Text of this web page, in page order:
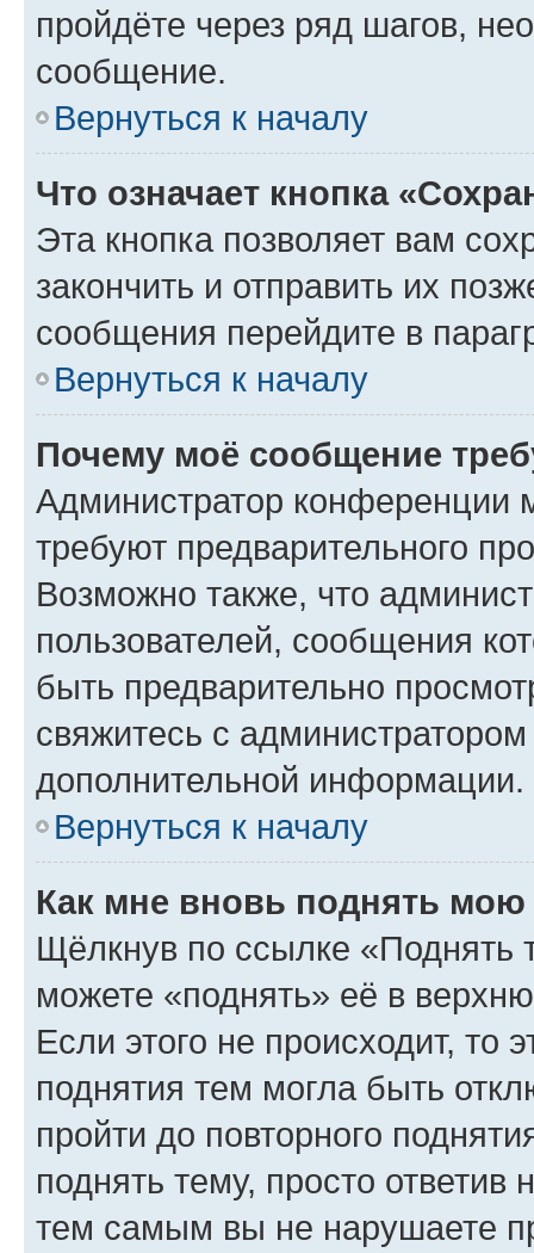
пройдёте через ряд шагов,
сообщение.
Вернуться к началу
Что означает кнопка
Эта кнопка позволяет вам
закончить и отправить их
сообщения перейдите в
Вернуться к началу
Почему моё сообщение
Администратор конференции
требуют предварительного
Возможно также, что
пользователей, сообщения
быть предварительно
свяжитесь с
дополнительной информации.
Вернуться к началу
Как мне вновь поднять мою
Щёлкнув по ссылке «Поднять
можете «поднять» её в
Если этого не происходит, то
поднятия тем могла быть
пройти до повторного
поднять тему, просто ответив
тем самым вы не нарушаете